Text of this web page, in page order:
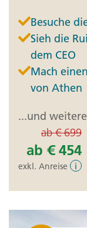
Besuche
Sieh die
dem CEO
Mach
von Athen
...und
ab€ 699
ab € 454
exkl. Anreise i